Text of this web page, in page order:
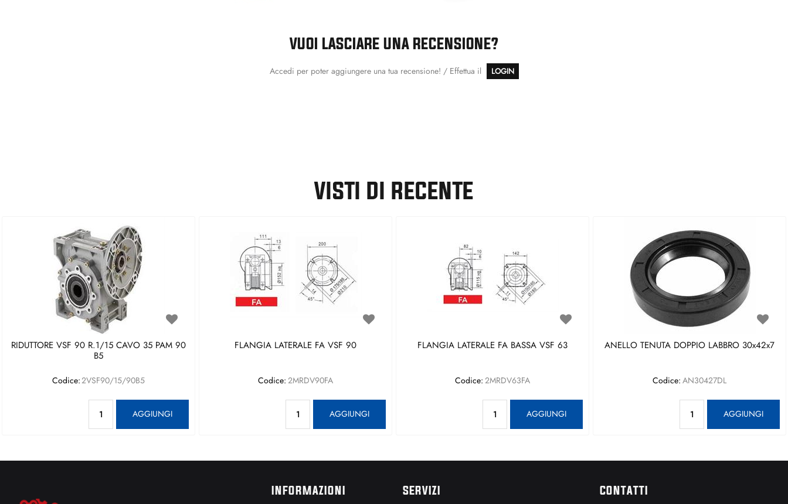
VUOI LASCIARE UNA RECENSIONE?
Accedi per poter aggiungere una tua recensione! / Effettua il LOGIN
VISTI DI RECENTE
RIDUTTORE VSF 90 R.1/15 CAVO 35 PAM 90
B5
Codice:2VSF90/15/90B5
AGGIUNGI
FLANGIA LATERALE FA VSF 90
Codice: 2MRDV90FA
AGGIUNGI
FLANGIA LATERALE FA BASSA VSF 63
Codice: 2MRDV63FA
AGGIUNGI
ANELLO TENUTA DOPPIO LABBRO 30x42x7
Codice: AN30427DL
AGGIUNGI
INFORMAZIONI SERVIZI CONTATTI